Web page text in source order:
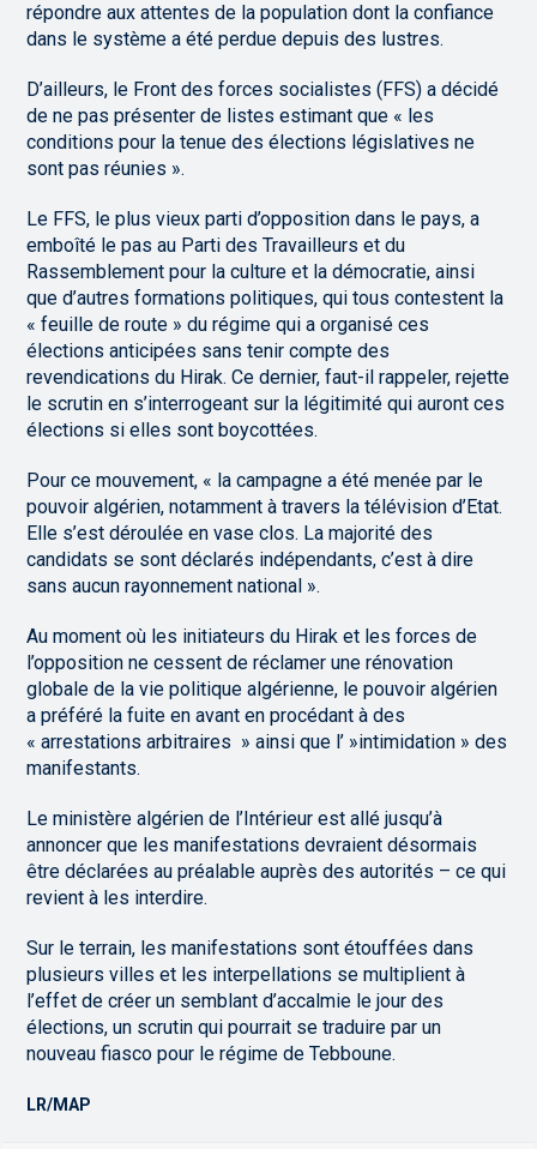
répondre aux attentes de la population dont la confiance
dans le système a été perdue depuis des lustres.
D’ailleurs, le Front des forces socialistes (FFS) a décidé
de ne pas présenter de listes estimant que « les
conditions pour la tenue des élections législatives ne
sont pas réunies ».
Le FFS, le plus vieux parti d’opposition dans le pays, a
emboîté le pas au Parti des Travailleurs et du
Rassemblement pour la culture et la démocratie, ainsi
que d’autres formations politiques, qui tous contestent la
« feuille de route » du régime qui a organisé ces
élections anticipées sans tenir compte des
revendications du Hirak. Ce dernier, faut-il rappeler, rejette
le scrutin en s’interrogeant sur la légitimité qui auront ces
élections si elles sont boycottées.
Pour ce mouvement, « la campagne a été menée par le
pouvoir algérien, notamment à travers la télévision d’Etat.
Elle s’est déroulée en vase clos. La majorité des
candidats se sont déclarés indépendants, c’est à dire
sans aucun rayonnement national ».
Au moment où les initiateurs du Hirak et les forces de
l’opposition ne cessent de réclamer une rénovation
globale de la vie politique algérienne, le pouvoir algérien
a préféré la fuite en avant en procédant à des
« arrestations arbitraires » ainsi que l’ »intimidation » des
manifestants.
Le ministère algérien de l’Intérieur est allé jusqu’à
annoncer que les manifestations devraient désormais
être déclarées au préalable auprès des autorités – ce qui
revient à les interdire.
Sur le terrain, les manifestations sont étouffées dans
plusieurs villes et les interpellations se multiplient à
l’effet de créer un semblant d’accalmie le jour des
élections, un scrutin qui pourrait se traduire par un
nouveau fiasco pour le régime de Tebboune.
LR/MAP